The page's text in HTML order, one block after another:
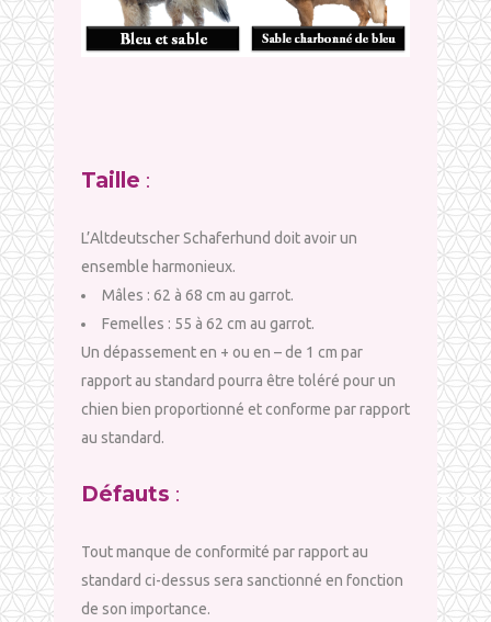
Taille :
L’Altdeutscher Schaferhund doit avoir un
ensemble harmonieux.
Mâles : 62 à 68 cm au garrot.
Femelles : 55 à 62 cm au garrot.
Un dépassement en + ou en – de 1 cm par
rapport au standard pourra être toléré pour un
chien bien proportionné et conforme par rapport
au standard.
Défauts :
Tout manque de conformité par rapport au
standard ci-dessus sera sanctionné en fonction
de son importance.